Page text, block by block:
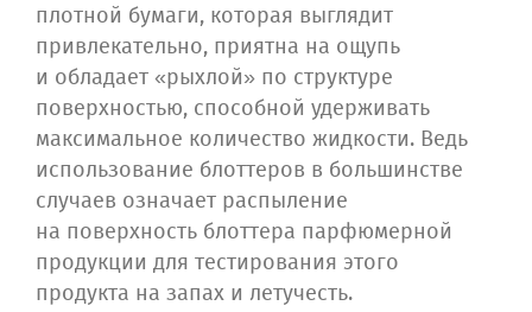
плотной бумаги, которая выглядит
привлекательно, приятна на ощупь
и обладает «рыхлой» по структуре
поверхностью, способной удерживать
максимальное количество жидкости. Ведь
использование блоттеров в большинстве
случаев означает распыление
на поверхность блоттера парфюмерной
продукции для тестирования этого
продукта на запах и летучесть.